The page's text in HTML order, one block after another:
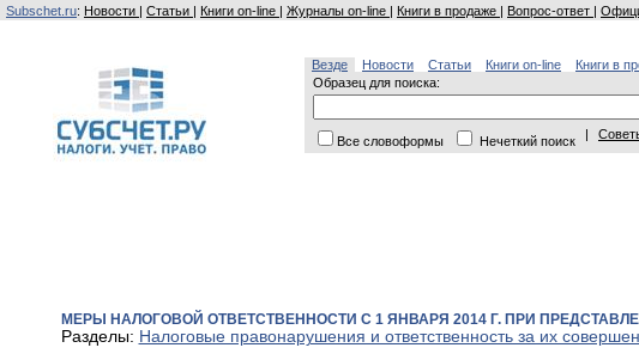
Subschet.ru: Новости | Статьи | Книги on-line | Журналы on-line | Книги в продаже | Вопрос-ответ |
Везде Новости Статьи Книги on-line Книги в
Образец для поиска:
Все словоформы Нечеткий поиск |
МЕРЫ НАЛОГОВОЙ ОТВЕТСТВЕННОСТИ С 1 ЯНВАРЯ 2014 Г. ПРИ
Разделы: Налоговые правонарушения и ответственность за их